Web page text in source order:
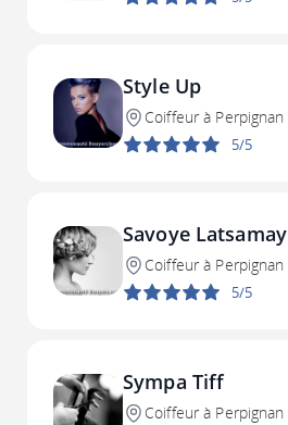
Style Up
Coiffeur à Perpignan
5/5
Savoye Latsamay
Coiffeur à Perpignan
5/5
Sympa Tiff
Coiffeur à Perpignan